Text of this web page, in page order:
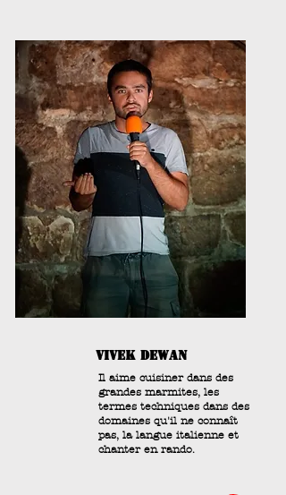
vivek dewan
Il aime cuisiner dans des
grandes marmites, les
termes techniques dans des
domaines qu'il ne connaît
pas, la langue italienne et
chanter en rando.